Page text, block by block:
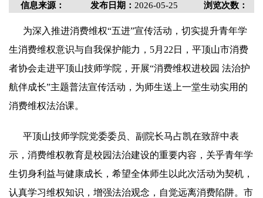
信息来源： 发布日期： 2026-05-25 浏览次数：
为深入推进消费维权“五进”宣传活动，切实提升青年学
生消费维权意识与自我保护能力，5月22日，平顶山市消费
者协会走进平顶山技师学院，开展“消费维权进校园 法治护
航伴成长”主题普法宣传活动，为师生送上一堂生动实用的
消费维权法治课。
平顶山技师学院党委委员、副院长马占凯在致辞中表
示，消费维权教育是校园法治建设的重要内容，关乎青年学
生切身利益与健康成长，希望全体师生以此次活动为契机，
认真学习维权知识，增强法治观念，自觉远离消费陷阱。市